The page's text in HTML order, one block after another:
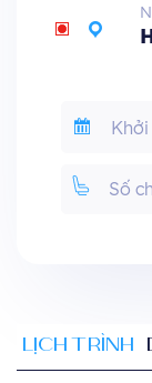
Số
LỊCH TRÌNH